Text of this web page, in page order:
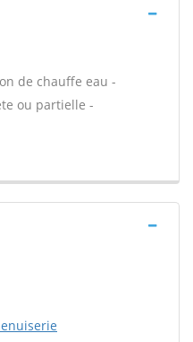
de chauffe eau -
ou partielle -